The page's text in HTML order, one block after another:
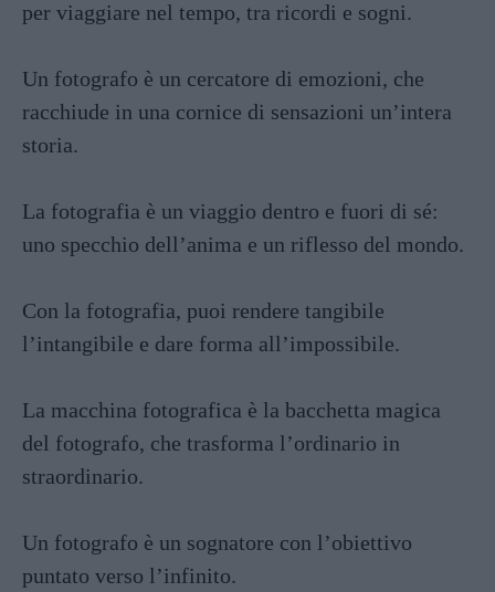
per viaggiare nel tempo, tra ricordi e sogni.
Un fotografo è un cercatore di emozioni, che
racchiude in una cornice di sensazioni un’intera
storia.
La fotografia è un viaggio dentro e fuori di sé:
uno specchio dell’anima e un riflesso del mondo.
Con la fotografia, puoi rendere tangibile
l’intangibile e dare forma all’impossibile.
La macchina fotografica è la bacchetta magica
del fotografo, che trasforma l’ordinario in
straordinario.
Un fotografo è un sognatore con l’obiettivo
puntato verso l’infinito.